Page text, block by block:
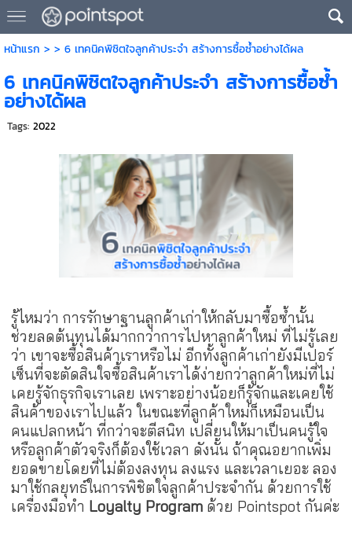
หน้าแรก > > 6 เทคนิคพิชิตใจลูกค้าประจำ สร้างการซื้อซ้ำอย่างได้ผล
6 เทคนิคพิชิตใจลูกค้าประจำ สร้างการซื้อซ้ำ
อย่างได้ผล
Tags: 2022
รู้ไหมว่า การรักษาฐานลูกค้าเก่าให้กลับมาซื้อซ้ำนั้น
ช่วยลดต้นทุนได้มากกว่าการไปหาลูกค้าใหม่ ที่ไม่รู้เลย
ว่า เขาจะซื้อสินค้าเราหรือไม่ อีกทั้งลูกค้าเก่ายังมีเปอร์
เซ็นที่จะตัดสินใจซื้อสินค้าเราได้ง่ายกว่าลูกค้าใหม่ที่ไม่
เคยรู้จักธุรกิจเราเลย เพราะอย่างน้อยก็รู้จักและเคยใช้
สินค้าของเราไปแล้ว ในขณะที่ลูกค้าใหม่ก็เหมือนเป็น
คนแปลกหน้า ที่กว่าจะตีสนิท เปลี่ยนให้มาเป็นคนรู้ใจ
หรือลูกค้าตัวจริงก็ต้องใช้เวลา ดังนั้น ถ้าคุณอยากเพิ่ม
ยอดขายโดยที่ไม่ต้องลงทุน ลงแรง และเวลาเยอะ ลอง
มาใช้กลยุทธ์ในการพิชิตใจลูกค้าประจำกัน ด้วยการใช้
เครื่องมือทำ Loyalty Program ด้วย Pointspot กันค่ะ